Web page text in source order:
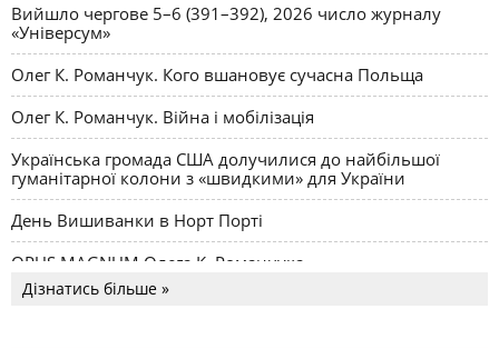
Вийшло чергове 5–6 (391–392), 2026 число журналу
«Універсум»
Олег К. Романчук. Кого вшановує сучасна Польща
Олег К. Романчук. Війна і мобілізація
Українська громада США долучилися до найбільшої
гуманітарної колони з «швидкими» для України
День Вишиванки в Норт Порті
OPUS MAGNUM Олега К. Романчука
Дізнатись більше »